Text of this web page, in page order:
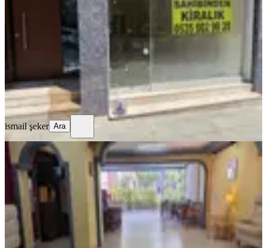
1 Oda
44 m² · Düz Giriş (Zemin)·06.08.2026
145.000 ₺
ismail şeker
Ara
ismail şeker Ara
YENİ
Sahibinden Kiralık Dükkan
Antalya, Muratpaşa
· 400 m²·Düz Giriş (Zemin) 06.08.2026
175.000 ₺